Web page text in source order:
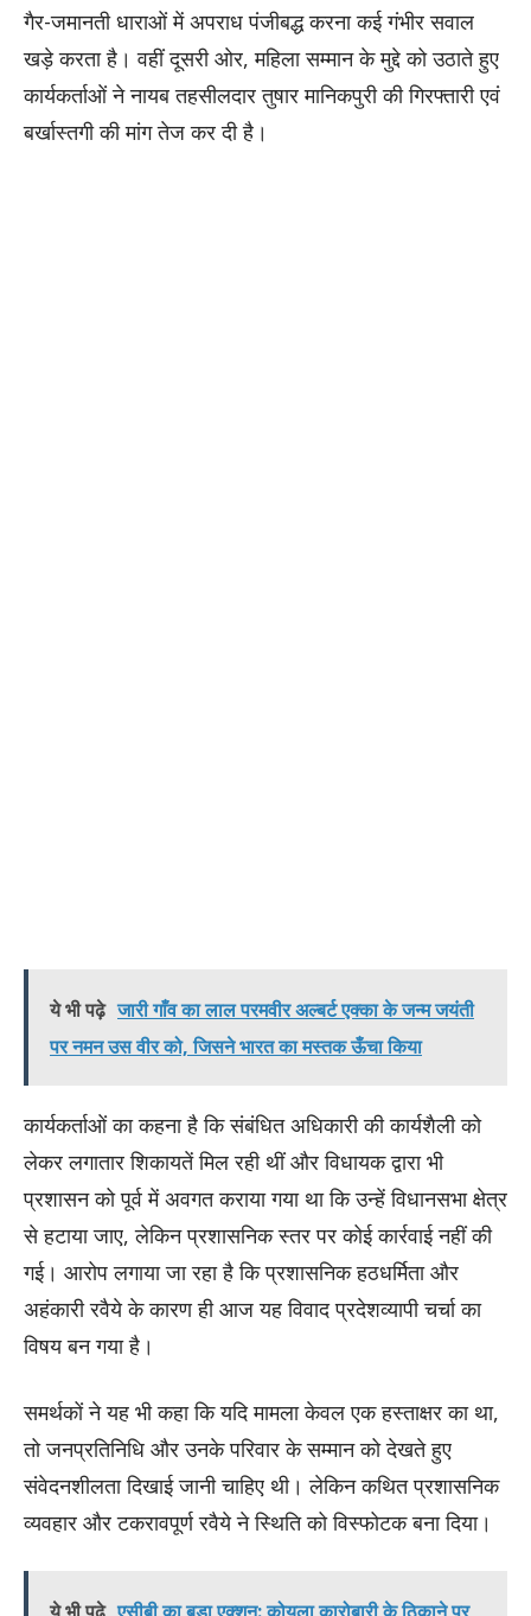
गैर-जमानती धाराओं में अपराध पंजीबद्ध करना कई गंभीर सवाल
खड़े करता है। वहीं दूसरी ओर, महिला सम्मान के मुद्दे को उठाते हुए
कार्यकर्ताओं ने नायब तहसीलदार तुषार मानिकपुरी की गिरफ्तारी एवं
बर्खास्तगी की मांग तेज कर दी है।
ये भी पढ़े जारी गाँव का लाल परमवीर अल्बर्ट एक्का के जन्म जयंती
पर नमन उस वीर को, जिसने भारत का मस्तक ऊँचा किया
कार्यकर्ताओं का कहना है कि संबंधित अधिकारी की कार्यशैली को
लेकर लगातार शिकायतें मिल रही थीं और विधायक द्वारा भी
प्रशासन को पूर्व में अवगत कराया गया था कि उन्हें विधानसभा क्षेत्र
से हटाया जाए, लेकिन प्रशासनिक स्तर पर कोई कार्रवाई नहीं की
गई। आरोप लगाया जा रहा है कि प्रशासनिक हठधर्मिता और
अहंकारी रवैये के कारण ही आज यह विवाद प्रदेशव्यापी चर्चा का
विषय बन गया है।
समर्थकों ने यह भी कहा कि यदि मामला केवल एक हस्ताक्षर का था,
तो जनप्रतिनिधि और उनके परिवार के सम्मान को देखते हुए
संवेदनशीलता दिखाई जानी चाहिए थी। लेकिन कथित प्रशासनिक
व्यवहार और टकरावपूर्ण रवैये ने स्थिति को विस्फोटक बना दिया।